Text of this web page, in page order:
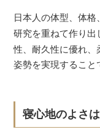
日本人の体型、体
研究を重ねて作り
性、耐久性に優れ
姿勢を実現すること
寝心地のよさ